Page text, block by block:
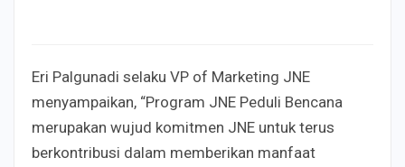
Eri Palgunadi selaku VP of Marketing JNE
menyampaikan, “Program JNE Peduli Bencana
merupakan wujud komitmen JNE untuk terus
berkontribusi dalam memberikan manfaat